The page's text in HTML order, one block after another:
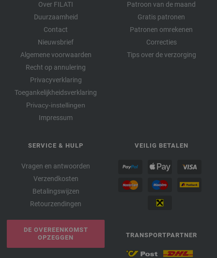
Over FILATI
Duurzaamheid
Contact
Nieuwsbrief
Algemene voorwaarden
Recht op annulering
Privacyverklaring
Toegankelijkheidsverklaring
Privacy-instellingen
Impressum
Patroon van de maand
Gratis patronen
Patronen omrekenen
Correcties
Tips over de verzorging
SERVICE & HULP
Vragen en antwoorden
Verzendkosten
Betalingswijzen
Retourzendingen
DE OVEREENKOMST
OPZEGGEN
VEILIG BETALEN
TRANSPORTPARTNER